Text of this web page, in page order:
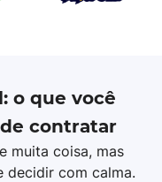
o que você
contratar
muita coisa, mas
decidir com calma.